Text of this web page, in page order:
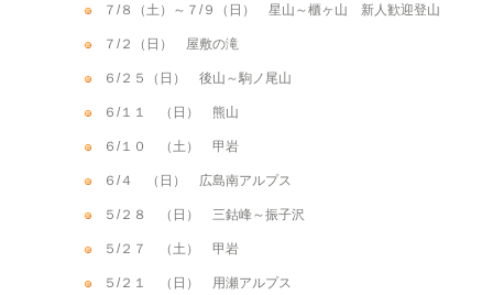
７/８（土）～７/９（日） 星山～櫃ヶ山 新人歓迎登山
７/２（日） 屋敷の滝
６/２５（日） 後山～駒ノ尾山
６/１１ （日） 熊山
６/１０ （土） 甲岩
６/４ （日） 広島南アルプス
５/２８ （日） 三鈷峰～振子沢
５/２７ （土） 甲岩
５/２１ （日） 用瀬アルプス